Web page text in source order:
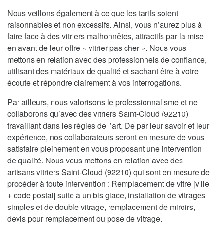
Nous veillons également à ce que les tarifs soient
raisonnables et non excessifs. Ainsi, vous n’aurez plus à
faire face à des vitriers malhonnêtes, attractifs par la mise
en avant de leur offre « vitrier pas cher ». Nous vous
mettons en relation avec des professionnels de confiance,
utilisant des matériaux de qualité et sachant être à votre
écoute et répondre clairement à vos interrogations.
Par ailleurs, nous valorisons le professionnalisme et ne
collaborons qu’avec des vitriers Saint-Cloud (92210)
travaillant dans les règles de l’art. De par leur savoir et leur
expérience, nos collaborateurs seront en mesure de vous
satisfaire pleinement en vous proposant une intervention
de qualité. Nous vous mettons en relation avec des
artisans vitriers Saint-Cloud (92210) qui sont en mesure de
procéder à toute intervention : Remplacement de vitre [ville
+ code postal] suite à un bis glace, installation de vitrages
simples et de double vitrage, remplacement de miroirs,
devis pour remplacement ou pose de vitrage.